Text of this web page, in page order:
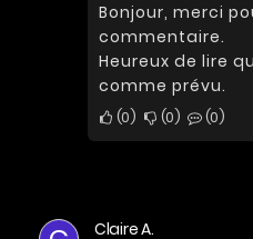
Bonjour, merci
commentaire.
Heureux de lire
comme prévu.
0 0 0
Claire A.